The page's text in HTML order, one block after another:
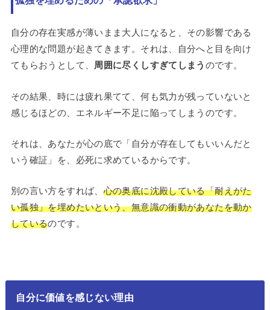
自分の存在実感が薄いまま大人になると、その影響である
心理的な問題が起きてきます。それは、自分へと目を向け
てもらおうとして、 周囲に尽くしすぎてしまうのです。
その結果、時には疲れ果てて、何も気力が残っていないと
感じるほどの、エネルギー不足に陥ってしまうのです。
それは、あなたが心の底で「自分が存在してもいいんだと
いう確証」を、必死に求めているからです。
別の言い方をすれば、 心の奥底に沈殿している「耐えがた
い孤独」を埋めたいという、無意識の衝動があなたを動か
しているのです。
自分に価値を感じない理由